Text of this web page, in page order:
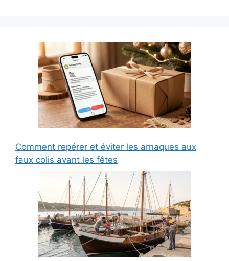
Comment repérer et éviter les arnaques aux
faux colis avant les fêtes